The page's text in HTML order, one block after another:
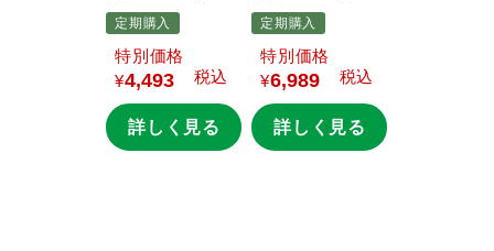
度キープボトル×6
本
定期購入
価格
¥4,493 税込
詳しく見る
度キープボトル
×12本
定期購入
価格
¥6,989 税込
詳しく見る